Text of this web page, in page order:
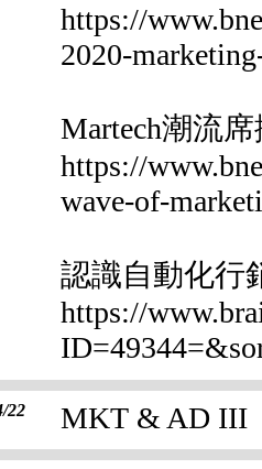
https://
2020-
Martech潮流
https://
wave-of-
認識自動化行
https://
22 MKT & AD III